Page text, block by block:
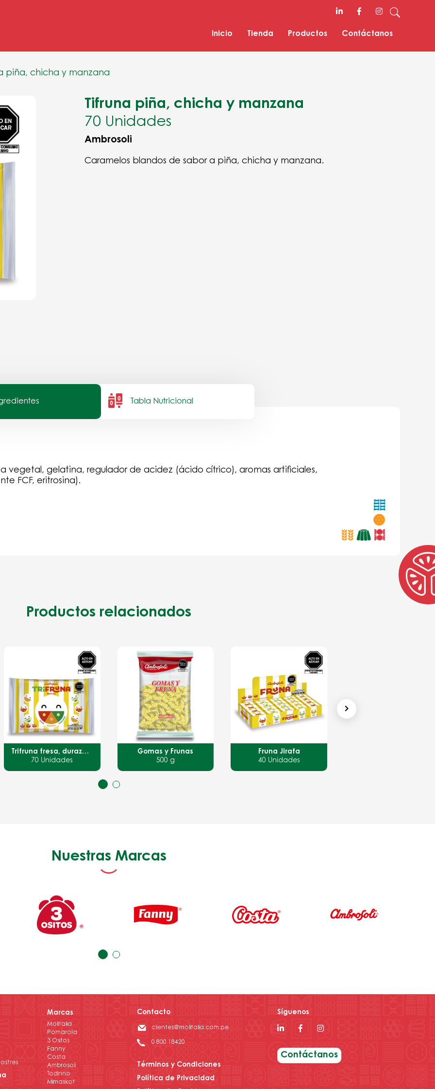
Inicio Tienda Productos Contáctanos
piña, chicha y manzana
Tifruna piña, chicha y manzana
70 Unidades
Ambrosoli
Caramelos blandos de sabor a piña, chicha y manzana.
Tabla Nutricional
vegetal, gelatina, regulador de acidez (ácido cítrico), aromas artificiales,
FCF, eritrosina).
Productos relacionados
Trifruna fresa, durazno y manzana
Unidades
Gomas y Frunas
Fruna Jirafa
40 Unidades
Nuestras Marcas
Marcas
Molitalia
Pomarola
3 Ositos
Fanny
Costa
Ambrosoli
Todinno
Mimaskot
Contacto
clientes@molitalia.com.pe
0 800 18420
Términos y Condiciones
Política de Privacidad
Síguenos
Contáctanos